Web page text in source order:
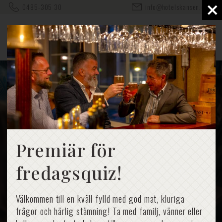
Premiär för
fredagsquiz!
Välkommen till en kväll fylld med god mat, kluriga
frågor och härlig stämning! Ta med familj, vänner eller
info@hotelskansen.com